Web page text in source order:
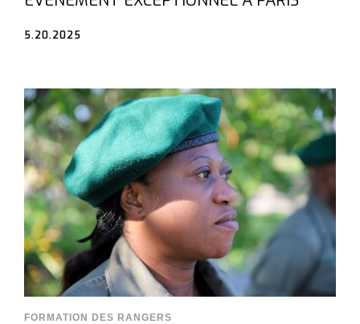
5.20.2025
FORMATION DES RANGERS